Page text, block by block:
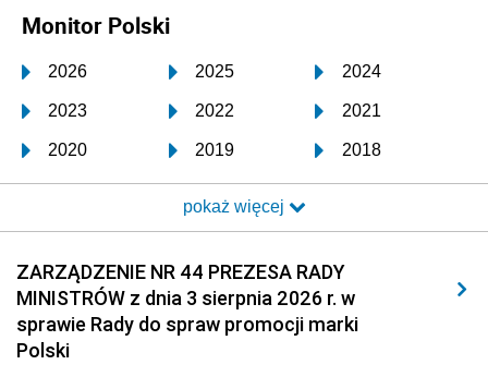
Monitor Polski
2026 2025 2024
2023 2022 2021
2020 2019 2018
2017 2016 2015
2014 2013 2012
2011 2010 2009
2008 2007 2006
2005
pokaż więcej
ZARZĄDZENIE NR 44 PREZESA RADY
MINISTRÓW z dnia 3 sierpnia 2026 r. w
sprawie Rady do spraw promocji marki
Polski